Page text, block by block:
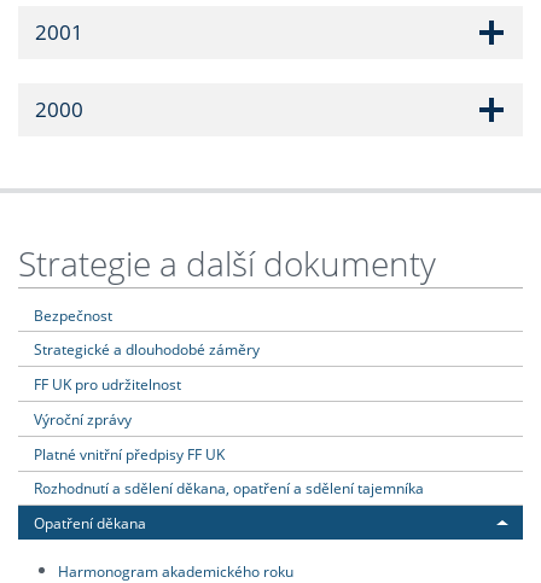
2001
2000
Strategie a další dokumenty
Bezpečnost
Strategické a dlouhodobé záměry
FF UK pro udržitelnost
Výroční zprávy
Platné vnitřní předpisy FF UK
Rozhodnutí a sdělení děkana, opatření a sdělení tajemníka
Opatření děkana
Harmonogram akademického roku